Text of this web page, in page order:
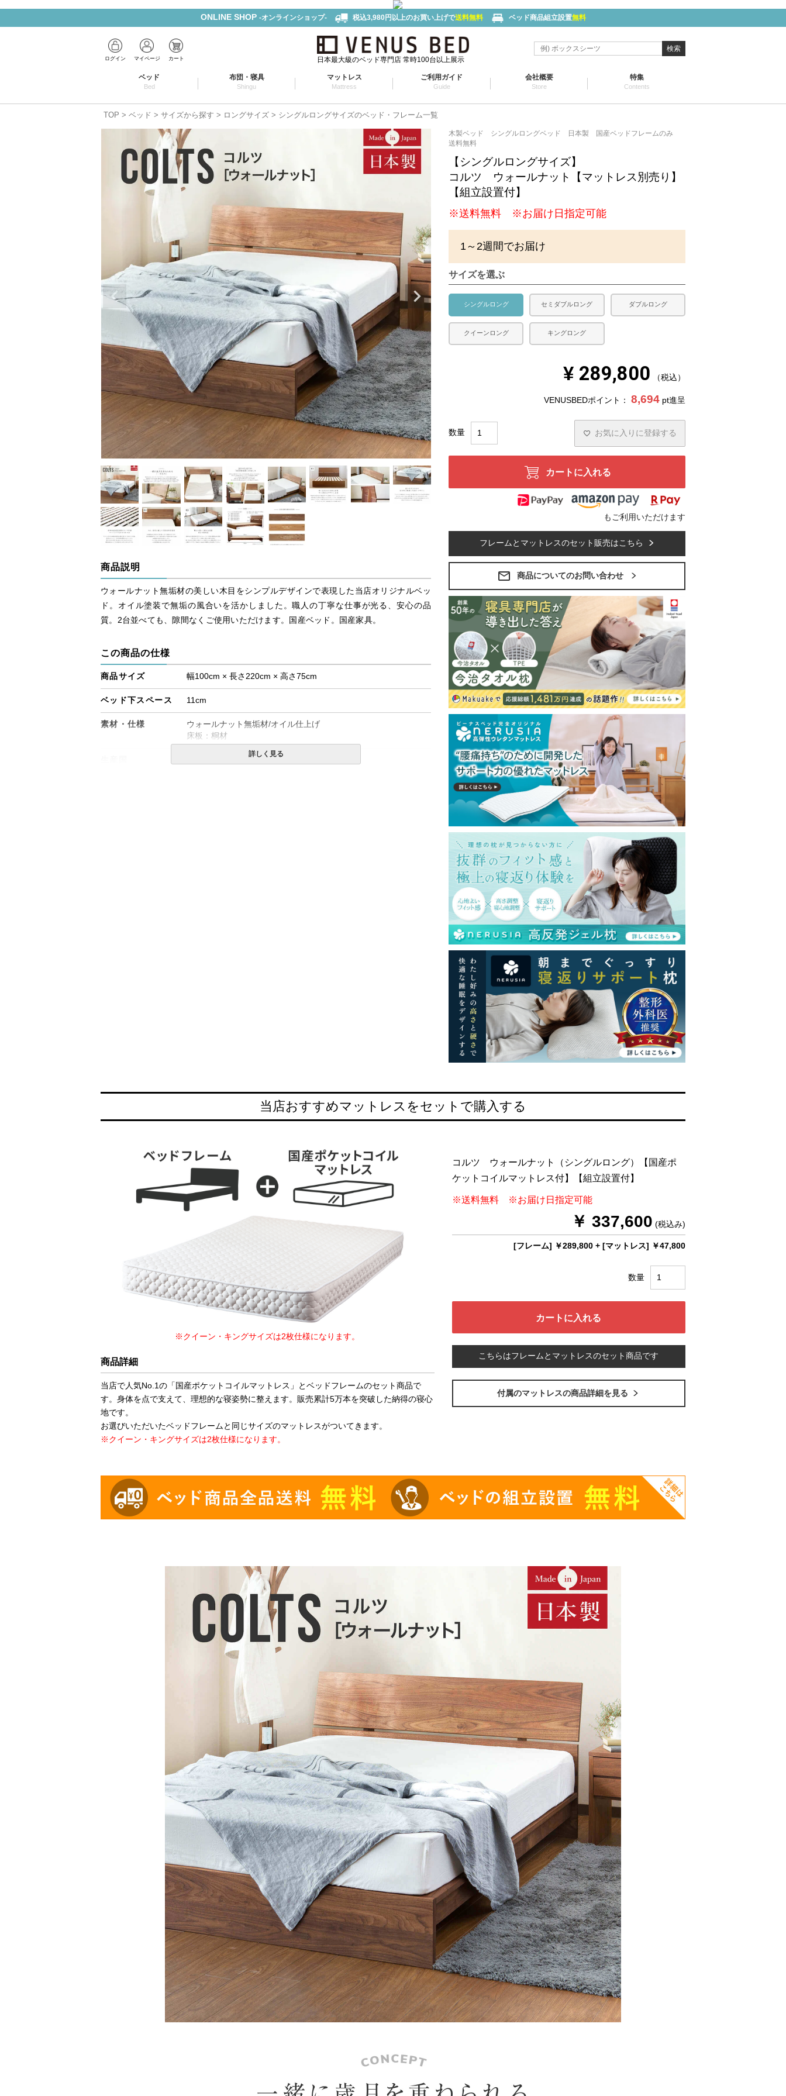
ONLINE SHOP -オンラインショップ- 税込3,980円以上のお買い上げで送料無料 ベッド商品組立設置無料
ログイン マイページ カート 日本最大級のベッド専門店 常時100台以上展示
検索
ベッド
Bed
布団・寝具
Shingu
マットレス
Mattress
ご利用ガイド
Guide
会社概要
Store
特集
Contents
TOP ベッド サイズから探す ロングサイズ シングルロングサイズのベッド・フレーム一覧
商品説明
ウォールナット無垢材の美しい木目をシンプルデザインで表現した当店オリジナルベッ
ド。オイル塗装で無垢の風合いを活かしました。職人の丁寧な仕事が光る、安心の品
質。2台並べても、隙間なくご使用いただけます。国産ベッド。国産家具。
この商品の仕様
商品サイズ 幅100cm × 長さ220cm × 高さ75cm
ベッド下スペース 11cm
素材・仕様
ウォールナット無垢材/オイル仕上げ
床板：桐材
詳しく見る
木製ベッド シングルロングベッド 日本製 国産ベッドフレームのみ
送料無料
【シングルロングサイズ】
コルツ ウォールナット【マットレス別売り】
【組立設置付】
※送料無料 ※お届け日指定可能
1～2週間でお届け
サイズを選ぶ
シングルロング セミダブルロング ダブルロング
クイーンロング キングロング
¥ 289,800 税込
VENUSBEDポイント： 8,694 pt進呈
お気に入りに登録する
カートに入れる
もご利用いただけます
フレームとマットレスのセット販売はこちら
商品についてのお問い合わせ
当店おすすめマットレスをセットで購入する
※クイーン・キングサイズは2枚仕様になります。
商品詳細
当店で人気No.1の「国産ポケットコイルマットレス」とベッドフレームのセット商品で
す。身体を点で支えて、理想的な寝姿勢に整えます。販売累計5万本を突破した納得の寝心
地です。
お選びいただいたベッドフレームと同じサイズのマットレスがついてきます。
※クイーン・キングサイズは2枚仕様になります。
コルツ ウォールナット（シングルロング）【国産ポ
ケットコイルマットレス付】【組立設置付】
※送料無料 ※お届け日指定可能
￥ 337,600 (税込み)
[フレーム] ￥289,800+ [マットレス] ￥47,800
数量
こちらはフレームとマットレスのセット商品です
付属のマットレスの商品詳細を見る